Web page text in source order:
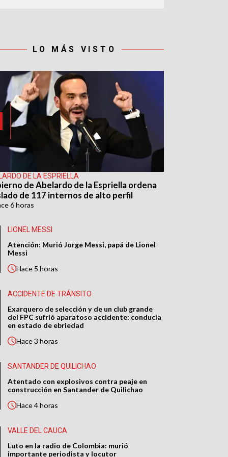
LO MÁS VISTO
DE LA ESPRIELLA
de Abelardo de la Espriella ordena
de 117 internos de alto perfil
6 horas
LIONEL MESSI
Atención: Murió Jorge Messi, papá de Lionel
Messi
Hace 5 horas
ACCIDENTE DE TRÁNSITO
Exarquero de selección y de un club grande
del FPC sufrió aparatoso accidente: conducía
en estado de ebriedad
Hace3 horas
SANTANDER DE QUILICHAO
Atentado con explosivos contra peaje en
construcción en Santander de Quilichao
Hace4 horas
VALLE DEL CAUCA
Luto en la radio de Colombia: murió
importante periodista y locutor